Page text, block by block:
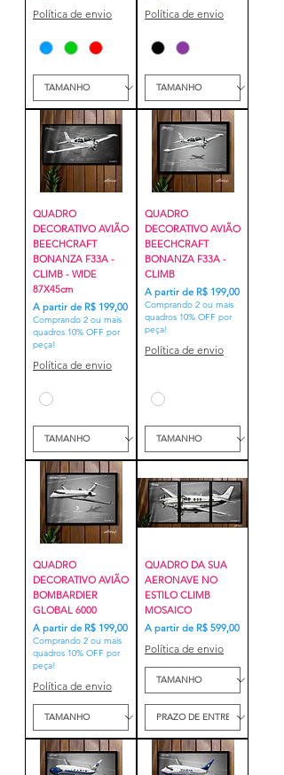
Política de envio Política de envio
QUADRO
DECORATIVO AVIÃO
BEECHCRAFT
BONANZA F33A -
CLIMB - WIDE
87X45cm
A partir de R$ 199,00
Preço promocional
Comprando 2 ou mais
quadros 10% OFF por
peça!
Política de envio
QUADRO
DECORATIVO AVIÃO
BEECHCRAFT
BONANZA F33A -
CLIMB
A partir de R$ 199,00
Preço promocional
Comprando 2 ou mais
quadros 10% OFF por
peça!
Política de envio
QUADRO
DECORATIVO AVIÃO
BOMBARDIER
GLOBAL 6000
A partir de R$ 199,00
Preço promocional
Comprando 2 ou mais
quadros 10% OFF por
peça!
Política de envio
QUADRO DA SUA
AERONAVE NO
ESTILO CLIMB
MOSAICO
A partir de R$ 599,00
Preço promocional
Política de envio